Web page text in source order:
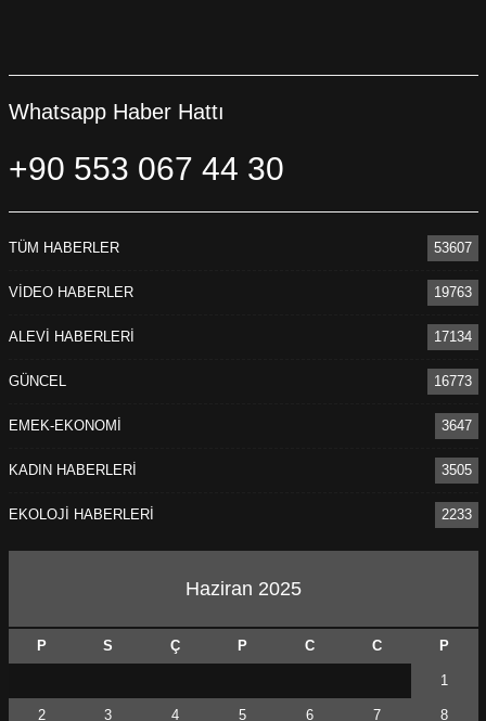
Whatsapp Haber Hattı
+90 553 067 44 30
TÜM HABERLER 53607
VİDEO HABERLER 19763
ALEVİ HABERLERİ 17134
GÜNCEL 16773
EMEK-EKONOMİ 3647
KADIN HABERLERİ 3505
EKOLOJİ HABERLERİ 2233
Haziran 2025
P S Ç P C C P
1
2 3 4 5 6 7 8